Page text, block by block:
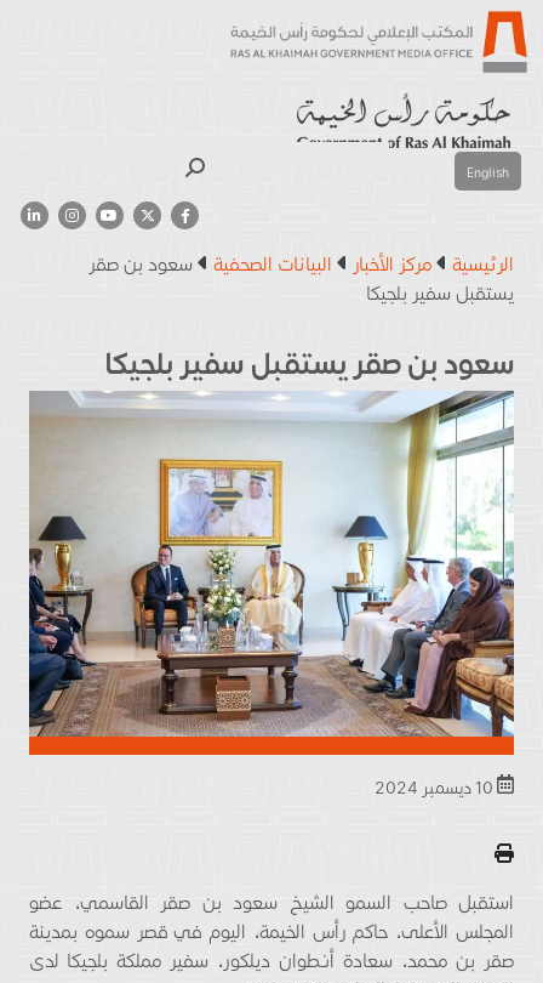
English
الرئيسية مركز الأخبار البيانات الصحفية
سعود بن صقر
يستقبل سفير بلجيكا
سعود بن صقر يستقبل سفير بلجيكا
استقبل صاحب السمو الشيخ سعود بن صقر القاسمي، عضو
المجلس الأعلى، حاكم رأس الخيمة، اليوم في قصر سموه بمدينة
صقر بن محمد، سعادة أنطوان ديلكور، سفير مملكة بلجيكا لدى